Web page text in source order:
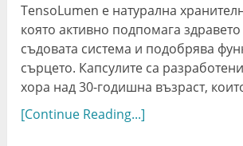
TensoLumen е натурална
която активно подпомага
съдовата система и подобрява
сърцето. Капсулите са
хора над 30-годишна възраст,
[Continue Reading...]